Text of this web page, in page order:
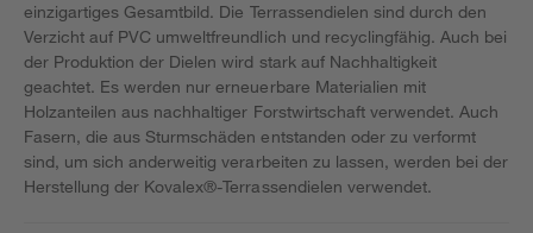
einzigartiges Gesamtbild. Die Terrassendielen sind durch den
Verzicht auf PVC umweltfreundlich und recyclingfähig. Auch bei
der Produktion der Dielen wird stark auf Nachhaltigkeit
geachtet. Es werden nur erneuerbare Materialien mit
Holzanteilen aus nachhaltiger Forstwirtschaft verwendet. Auch
Fasern, die aus Sturmschäden entstanden oder zu verformt
sind, um sich anderweitig verarbeiten zu lassen, werden bei der
Herstellung der Kovalex®-Terrassendielen verwendet.